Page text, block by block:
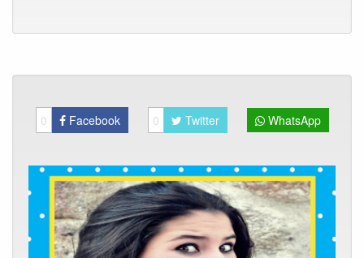
0 Facebook 0 Twitter WhatsApp